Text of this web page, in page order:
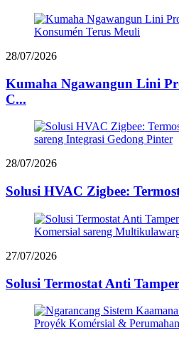
28/07/2026
Kumaha Ngawangun Lini
C...
28/07/2026
Solusi HVAC Zigbee:
27/07/2026
Solusi Termostat Anti